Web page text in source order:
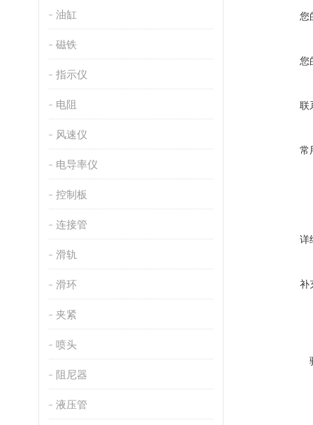
油缸
磁铁
指示仪
电阻
风速仪
电导率仪
控制板
连接管
滑轨
滑环
夹紧
喷头
阻尼器
液压管
您
您
联
常
详
补